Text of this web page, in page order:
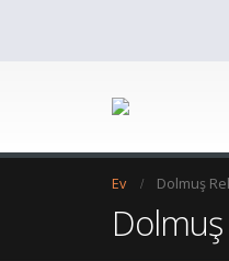
Ev Dolmuş
Dolmuş